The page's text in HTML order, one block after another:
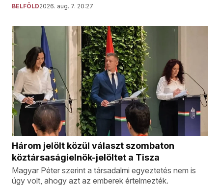
BELFÖLD2026. aug. 7. 20:27
Három jelölt közül választ szombaton
köztársaságielnök-jelöltet a Tisza
Magyar Péter szerint a társadalmi egyeztetés nem is
úgy volt, ahogy azt az emberek értelmezték.